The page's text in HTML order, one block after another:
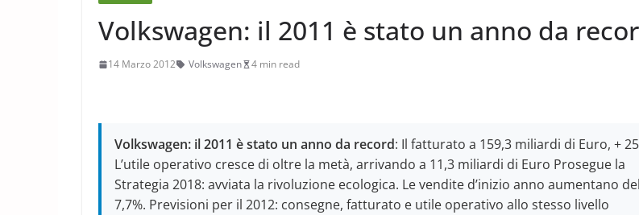
Volkswagen: il 2011 è stato un anno da
14 Marzo 2012 Volkswagen 4 min read
Volkswagen: il 2011 è stato un anno da record: Il fatturato a 159,3 miliardi di Euro, +
L’utile operativo cresce di oltre la metà, arrivando a 11,3 miliardi di Euro Prosegue la
Strategia 2018: avviata la rivoluzione ecologica. Le vendite d’inizio anno aumentano del
7,7%. Previsioni per il 2012: consegne, fatturato e utile operativo allo stesso livello